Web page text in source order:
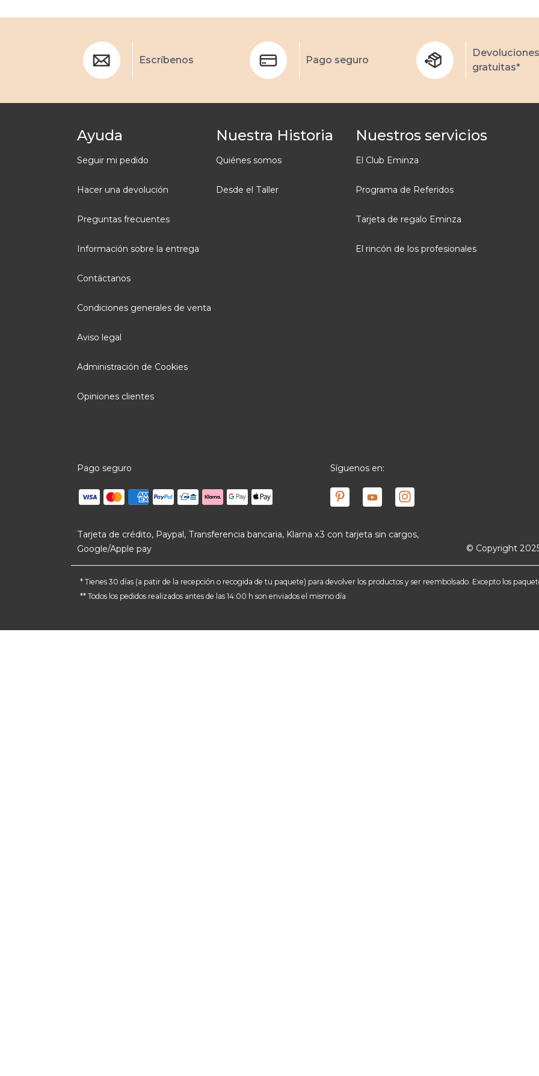
Escríbenos Pago seguro
Devoluciones
gratuitas*
Ayuda
Seguir mi pedido
Hacer una devolución
Preguntas frecuentes
Información sobre la entrega
Contáctanos
Condiciones generales de venta
Aviso legal
Administración de Cookies
Opiniones clientes
Nuestra Historia
Quiénes somos
Desde el Taller
Nuestros servicios
El Club Eminza
Programa de Referidos
Tarjeta de regalo Eminza
El rincón de los profesionales
Pago seguro Síguenos en:
Tarjeta de crédito, Paypal, Transferencia bancaria, Klarna x3 con tarjeta sin cargos,
Google/Apple pay
© Copyright
* Tienes 30 días (a patir de la recepción o recogida de tu paquete) para devolver los productos y ser reembolsado. Excepto los
** Todos los pedidos realizados antes de las 14:00 h son enviados el mismo día